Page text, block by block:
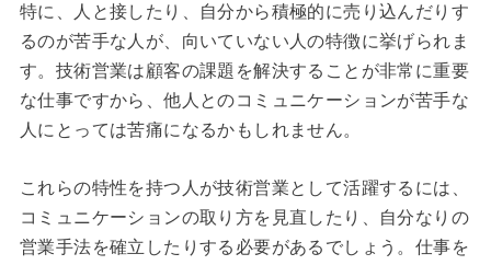
特に、人と接したり、自分から積極的に売り込んだりす
るのが苦手な人が、向いていない人の特徴に挙げられま
す。技術営業は顧客の課題を解決することが非常に重要
な仕事ですから、他人とのコミュニケーションが苦手な
人にとっては苦痛になるかもしれません。
これらの特性を持つ人が技術営業として活躍するには、
コミュニケーションの取り方を見直したり、自分なりの
営業手法を確立したりする必要があるでしょう。仕事を